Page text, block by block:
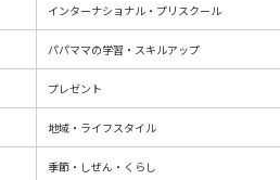
インターナショナル・プリスクール
パパママの学習・スキルアップ
プレゼント
地域・ライフスタイル
季節・しぜん・くらし